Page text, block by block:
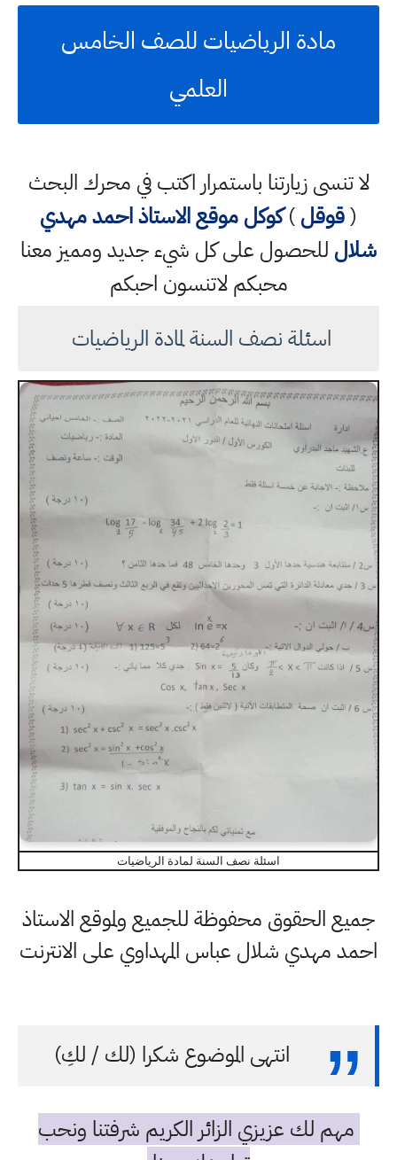
مادة الرياضيات للصف الخامس
العلمي
لا تنسى زيارتنا باستمرار اكتب في محرك البحث
(قوقل)كوكلموقع الاستاذ احمد مهدي
شلال للحصول على كل شيء جديد ومميز معنا
محبكم لاتنسون احبكم
اسئلة نصف السنة لمادة الرياضيات
اسئلة نصف السنة لمادة الرياضيات
جميع الحقوق محفوظة للجميع ولموقع الاستاذ
احمد مهدي شلال عباس المهداوي على الانترنت
انتهى الموضوع شكرا (لك / لكِ)
مهم لك عزيزي الزائر الكريم شرفتنا ونحب